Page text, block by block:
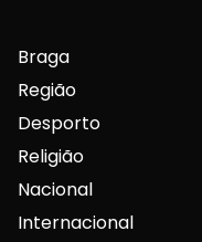
Braga
Região
Desporto
Religião
Nacional
Internacional